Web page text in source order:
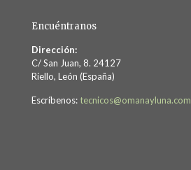
Encuéntranos
Dirección:
C/ San Juan, 8. 24127
Riello, León (España)
Escríbenos: tecnicos@omanayluna.com